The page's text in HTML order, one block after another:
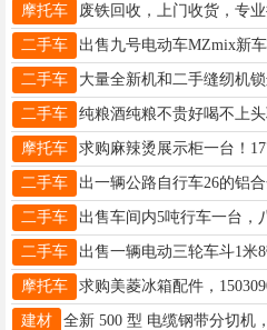
摩托车
二手车
二手车
二手车 纯粮酒纯粮不贵好喝不上头
摩托车 求购麻辣烫展示柜一台！
二手车 出一辆公路自行车26的铝
二手车
二手车
摩托车 求购美菱冰箱配件，
建材